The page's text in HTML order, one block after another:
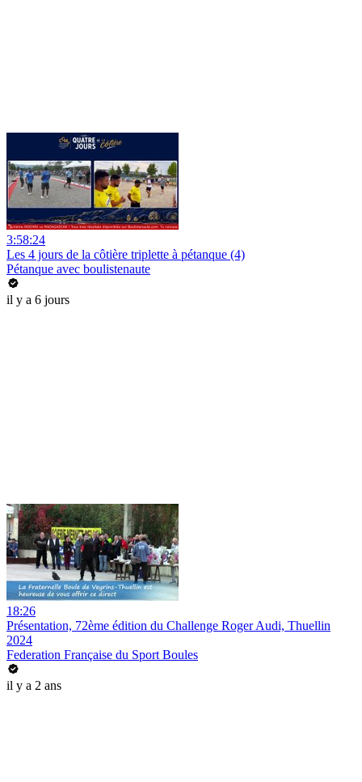
3:58:24
Les 4 jours de la côtière triplette à pétanque (4)
Pétanque avec boulistenaute
il y a 6 jours
18:26
Présentation, 72ème édition du Challenge Roger Audi, Thuellin
2024
Federation Française du Sport Boules
il y a 2 ans